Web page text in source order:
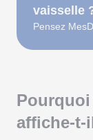
vaisselle
Pensez
affiche-t-